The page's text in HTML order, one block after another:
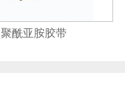
聚酰亚胺胶带